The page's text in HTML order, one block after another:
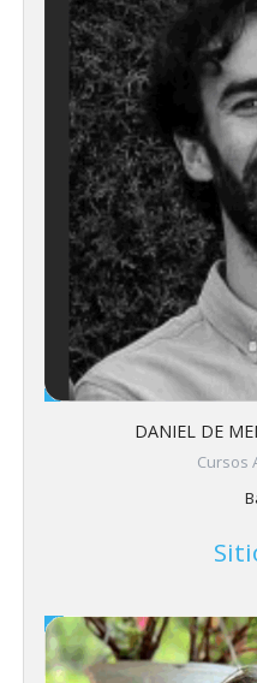
DANIEL DE
Cursos